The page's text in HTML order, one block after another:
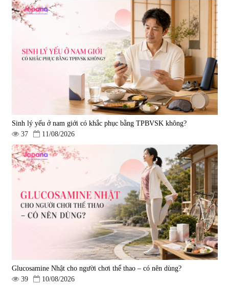
Tẩy tế bào chết Nichiei Bussan
Nano NMN+ Peeling Gel
1.490.000 đ
Viên uống hỗ trợ bền thành
mạch, ngừa tai biến Elastin Plus
& Nattokinase Hokoen 80 viên
|0
980.000 đ
Viên uống bổ gan Ribeto Shoji
Hepaclean 60 viên
690.000 đ
Viên uống hỗ trợ cải thiện thoát
vị đĩa đệm Kyoto Has 30 viên
|14.560
1.600.000 đ
Sinh lý yếu ở nam giới có khắc phục bằng TPBVSK không?
37
11/08/2026
Glucosamine Nhật cho người chơi thể thao – có nên dùng?
39
10/08/2026